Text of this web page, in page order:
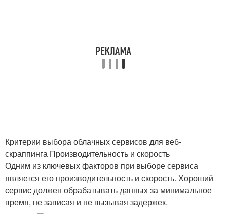
Критерии выбора облачных сервисов для веб-
скраппинга Производительность и скорость
Одним из ключевых факторов при выборе сервиса
является его производительность и скорость. Хороший
сервис должен обрабатывать данных за минимальное
время, не зависая и не вызывая задержек.